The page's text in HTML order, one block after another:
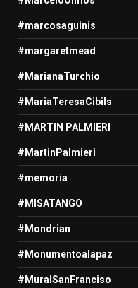
#marcosaguinis
#margaretmead
#MarianaTurchio
#MariaTeresaCibils
#MARTIN PALMIERI
#MartinPalmieri
#memoria
#MISATANGO
#Mondrian
#Monumentoalapaz
#MuralSanFranciso